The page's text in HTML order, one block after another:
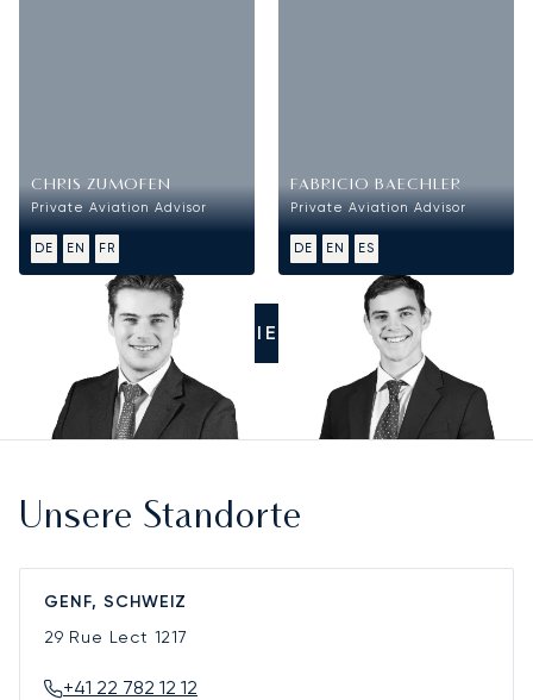
CHRIS ZUMOFEN
Private Aviation Advisor
DE EN FR
FABRICIO BAECHLER
Private Aviation Advisor
DE EN ES
RUFEN SIE UNS AN
Unsere Standorte
GENF, SCHWEIZ
29 Rue Lect 1217
+41 22 782 12 12